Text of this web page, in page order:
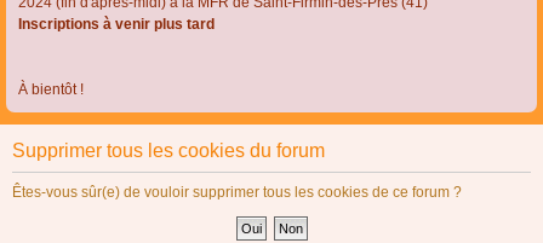
Inscriptions à venir plus tard
À bientôt !
Supprimer tous les cookies du forum
Êtes-vous sûr(e) de vouloir supprimer tous les cookies de ce forum ?